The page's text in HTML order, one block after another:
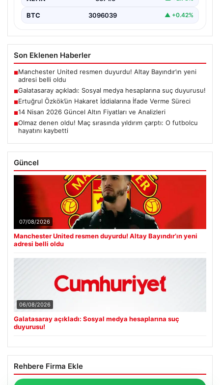
BTC 3096039 ▲ +0.42%
Son Eklenen Haberler
■Manchester United resmen duyurdu! Altay Bayındır’ın yeni
adresi belli oldu
■Galatasaray açıkladı: Sosyal medya hesaplarına suç duyurusu!
■Ertuğrul Özkök’ün Hakaret İddialarına İfade Verme Süreci
■14 Nisan 2026 Güncel Altın Fiyatları ve Analizleri
■Olmaz denen oldu! Maç sırasında yıldırım çarptı: O futbolcu
hayatını kaybetti
Güncel
07/08/2026
Manchester United resmen duyurdu! Altay Bayındır’ın yeni
adresi belli oldu
06/08/2026
Galatasaray açıkladı: Sosyal medya hesaplarına suç
duyurusu!
Rehbere Firma Ekle